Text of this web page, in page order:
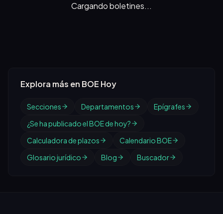
Cargando boletines...
Explora más en BOE Hoy
Secciones Departamentos
Epígrafes
¿Se ha publicado el BOE de hoy?
Calculadora de plazos
Calendario BOE
Glosario jurídico
Blog Buscador